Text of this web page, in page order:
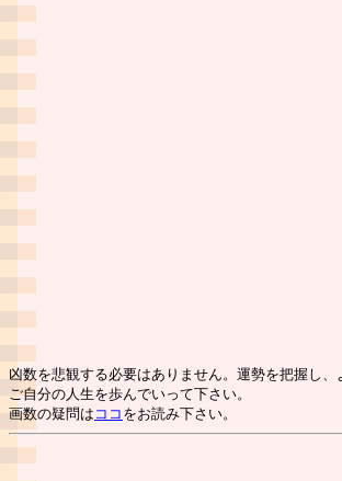
凶数を悲観する必要はありません。運勢を把握し、
ご自分の人生を歩んでいって下さい。
画数の疑問は ココ をお読み下さい。